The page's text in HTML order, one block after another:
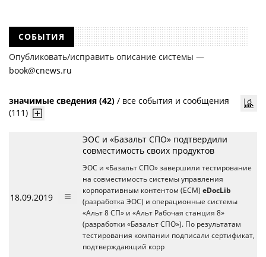
СОБЫТИЯ
Опубликовать/исправить описание системы —
book@cnews.ru
значимые сведения (42) / все события и сообщения
(111)
18.09.2019
ЭОС и «Базальт СПО» подтвердили
совместимость своих продуктов
ЭОС и «Базальт СПО» завершили тестирование
на совместимость системы управления
корпоративным контентом (ECM) eDocLib
(разработка ЭОС) и операционные системы
«Альт 8 СП» и «Альт Рабочая станция 8»
(разработки «Базальт СПО»). По результатам
тестирования компании подписали сертификат,
подтверждающий корр